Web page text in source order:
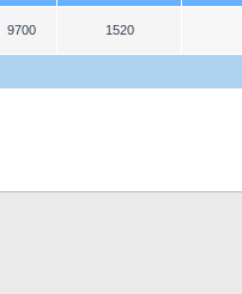
9700 1520